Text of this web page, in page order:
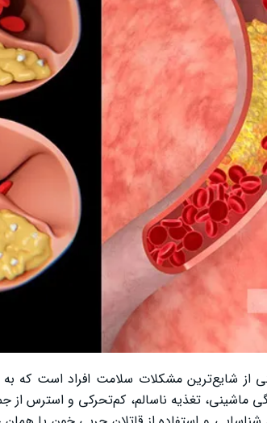
از شایع‌ترین مشکلات سلامت افراد است که به
ماشینی، تغذیه ناسالم، کم‌تحرکی و استرس از